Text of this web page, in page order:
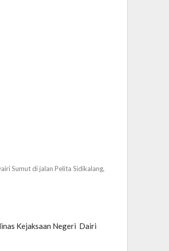
Sumut di jalan Pelita Sidikalang,
Kejaksaan Negeri Dairi